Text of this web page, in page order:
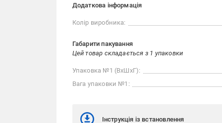
Додаткова інформація
Колір виробника:
Габарити пакування
Цей товар складається з 1 упаковки
Упаковка №1 (ВхШхГ):
Вага упаковки №1:
Інструкція із встановлення